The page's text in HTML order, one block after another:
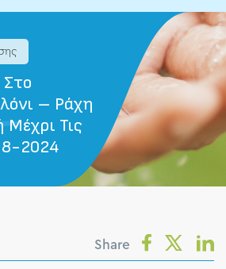
– Ράχη
Τις
2024
Share